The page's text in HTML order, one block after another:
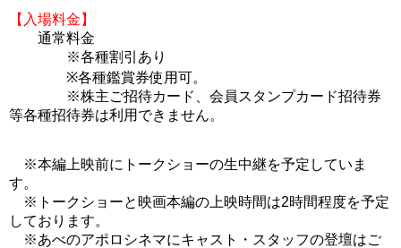
【入場料金】
通常料金
※各種割引あり
※各種鑑賞券使用可。
※株主ご招待カード、会員スタンプカード招待券
等各種招待券は利用できません。
※本編上映前にトークショーの生中継を予定していま
す。
※トークショーと映画本編の上映時間は2時間程度を予定
しております。
※あべのアポロシネマにキャスト・スタッフの登壇はご